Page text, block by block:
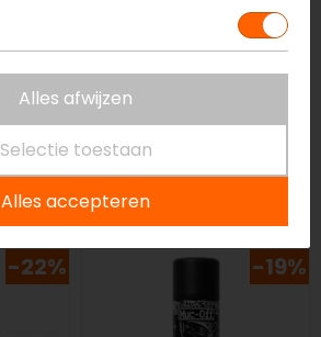
Muc-Off
Individual 2 Prong
Borstel
13,9510,95
-22% -19%
Alles afwijzen
Selectie toestaan
Alles accepteren